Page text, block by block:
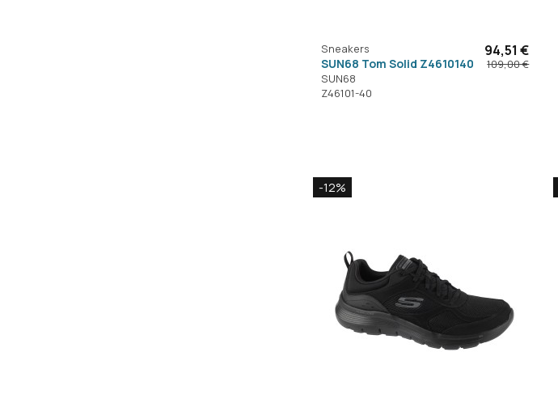
Sneakers
SUN68 Tom Solid Z4610140
SUN68
Z46101-40
94,51 €
109,00 €
-12%